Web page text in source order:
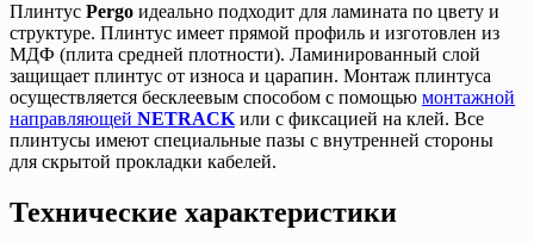
Плинтус Pergo идеально подходит для ламината по цвету и
структуре. Плинтус имеет прямой профиль и изготовлен из
МДФ (плита средней плотности). Ламинированный слой
защищает плинтус от износа и царапин. Монтаж плинтуса
осуществляется бесклеевым способом с помощью монтажной
направляющей NETRACK или с фиксацией на клей. Все
плинтусы имеют специальные пазы с внутренней стороны
для скрытой прокладки кабелей.
Технические характеристики